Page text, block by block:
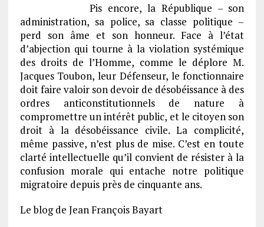
Pis encore, la République – son
administration, sa police, sa classe politique –
perd son âme et son honneur. Face à l’état
d’abjection qui tourne à la violation systémique
des droits de l’Homme, comme le déplore M.
Jacques Toubon, leur Défenseur, le fonctionnaire
doit faire valoir son devoir de désobéissance à des
ordres anticonstitutionnels de nature à
compromettre un intérêt public, et le citoyen son
droit à la désobéissance civile. La complicité,
même passive, n’est plus de mise. C’est en toute
clarté intellectuelle qu’il convient de résister à la
confusion morale qui entache notre politique
migratoire depuis près de cinquante ans.
Le blog de Jean François Bayart